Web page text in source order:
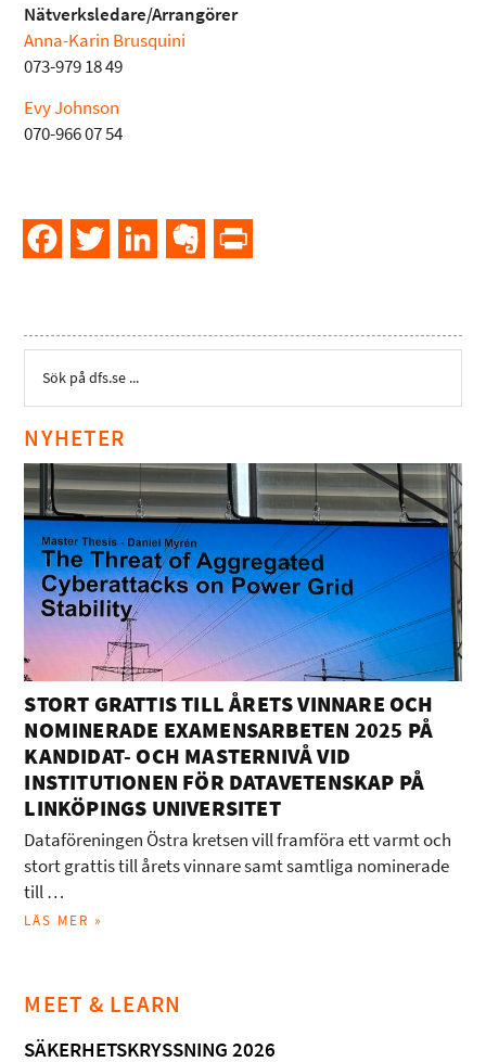
Nätverksledare/Arrangörer
Anna-Karin Brusquini
073-979 18 49
Evy Johnson
070-966 07 54
FacebookTwitter LinkedInEvernote
NYHETER
STORT GRATTIS TILL ÅRETS VINNARE OCH
NOMINERADE EXAMENSARBETEN 2025 PÅ
KANDIDAT- OCH MASTERNIVÅ VID
INSTITUTIONEN FÖR DATAVETENSKAP PÅ
LINKÖPINGS UNIVERSITET
Dataföreningen Östra kretsen vill framföra ett varmt och
stort grattis till årets vinnare samt samtliga nominerade
till …
LÄS MER »
MEET & LEARN
SÄKERHETSKRYSSNING 2026